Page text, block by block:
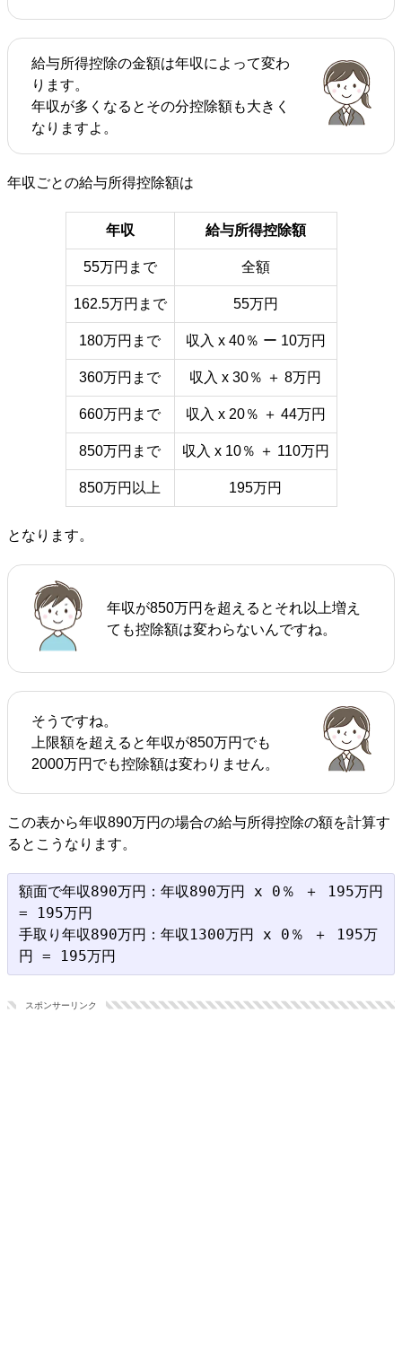
給与所得控除の金額は年収によって変わ
ります。
年収が多くなるとその分控除額も大きく
なりますよ。
年収ごとの給与所得控除額は
年収 給与所得控除額
55万円まで 全額
162.5万円まで 55万円
180万円まで 収入 x 40％ ー 10万円
360万円まで 収入 x 30％ ＋ 8万円
660万円まで 収入 x 20％ ＋ 44万円
850万円まで 収入 x 10％ ＋ 110万円
850万円以上 195万円
となります。
年収が850万円を超えるとそれ以上増え
ても控除額は変わらないんですね。
そうですね。
上限額を超えると年収が850万円でも
2000万円でも控除額は変わりません。
この表から年収890万円の場合の給与所得控除の額を計算す
るとこうなります。
額面で年収890万円：年収890万円 x 0％ ＋ 195万円
= 195万円
手取り年収890万円：年収1300万円 x 0％ ＋ 195万
スポンサーリンク